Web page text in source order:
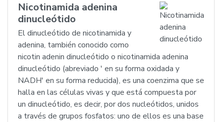
Nicotinamida adenina
dinucleótido
El dinucleótido de nicotinamida y
adenina, también conocido como
nicotin adenin dinucleótido o nicotinamida adenina
dinucleótido (abreviado ' en su forma oxidada y
NADH' en su forma reducida), es una coenzima que se
halla en las células vivas y que está compuesta por
un dinucleótido, es decir, por dos nucleótidos, unidos
a través de grupos fosfatos: uno de ellos es una base